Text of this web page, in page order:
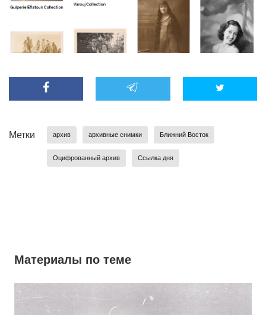
Метки архив архивные снимки Ближний Восток
Оцифрованный архив Ссылка дня
Материалы по теме